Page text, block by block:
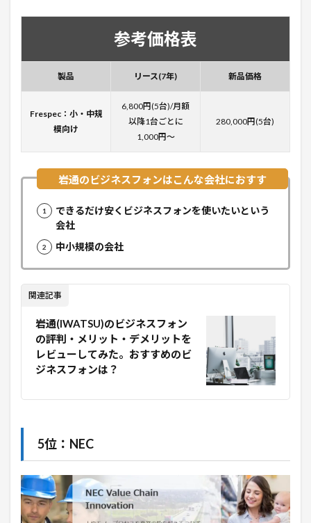
参考価格表
製品 リース(7年) 新品価格
Frespec：小・中規
模向け
6,800円(5台)/月額
以降1台ごとに
1,000円〜
280,000円(5台)
できるだけ安くビジネスフォンを使いたいという
会社
中小規模の会社
関連記事
岩通(IWATSU)のビジネスフォン
の評判・メリット・デメリットを
レビューしてみた。おすすめのビ
ジネスフォンは？
5位：NEC